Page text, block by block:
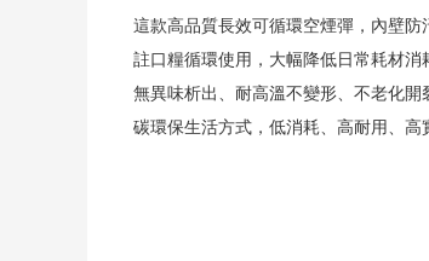
這款高品質長效可循環空煙彈，內壁
註口糧循環使用，大幅降低日常耗材
無異味析出、耐高溫不變形、不老化
碳環保生活方式，低消耗、高耐用、高